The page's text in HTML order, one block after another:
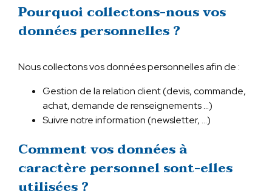
Pourquoi collectons-nous vos
données personnelles ?
Nous collectons vos données personnelles afin de :
Gestion de la relation client (devis, commande,
achat, demande de renseignements …)
Suivre notre information (newsletter, …)
Comment vos données à
caractère personnel sont-elles